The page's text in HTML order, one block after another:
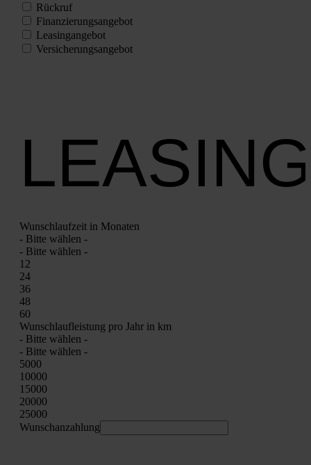
Rück­ruf
Finan­zie­rungs­an­ge­bot
Lea­sing­an­ge­bot
Ver­si­che­rungs­an­ge­bot
Wunsch­lauf­zeit in Mona­ten
- Bit­te wäh­len -
- Bit­te wäh­len -
12
24
36
48
60
Wunsch­lauf­leis­tung pro Jahr in km
- Bit­te wäh­len -
- Bit­te wäh­len -
5000
10000
15000
20000
25000
Wunschan­zah­lung